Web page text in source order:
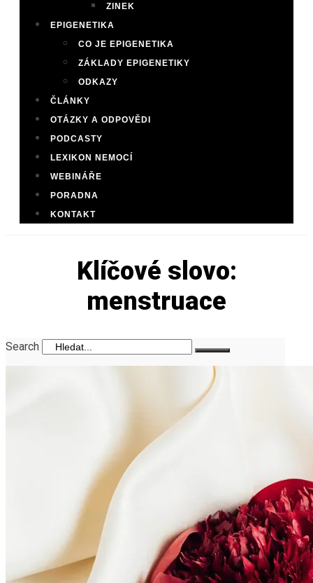
ZINEK
EPIGENETIKA
CO JE EPIGENETIKA
ZÁKLADY EPIGENETIKY
ODKAZY
ČLÁNKY
OTÁZKY A ODPOVĚDI
PODCASTY
LEXIKON NEMOCÍ
WEBINÁŘE
PORADNA
KONTAKT
Klíčové slovo:
menstruace
Search